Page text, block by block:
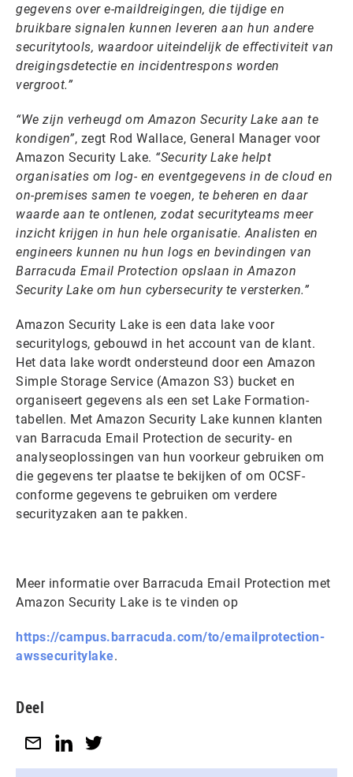
gegevens over e-maildreigingen, die tijdige en
bruikbare signalen kunnen leveren aan hun andere
securitytools, waardoor uiteindelijk de effectiviteit van
dreigingsdetectie en incidentrespons worden
vergroot.”
“We zijn verheugd om Amazon Security Lake aan te
kondigen”, zegt Rod Wallace, General Manager voor
Amazon Security Lake. “Security Lake helpt
organisaties om log- en eventgegevens in de cloud en
on-premises samen te voegen, te beheren en daar
waarde aan te ontlenen, zodat securityteams meer
inzicht krijgen in hun hele organisatie. Analisten en
engineers kunnen nu hun logs en bevindingen van
Barracuda Email Protection opslaan in Amazon
Security Lake om hun cybersecurity te versterken.”
Amazon Security Lake is een data lake voor
securitylogs, gebouwd in het account van de klant.
Het data lake wordt ondersteund door een Amazon
Simple Storage Service (Amazon S3) bucket en
organiseert gegevens als een set Lake Formation-
tabellen. Met Amazon Security Lake kunnen klanten
van Barracuda Email Protection de security- en
analyseoplossingen van hun voorkeur gebruiken om
die gegevens ter plaatse te bekijken of om OCSF-
conforme gegevens te gebruiken om verdere
securityzaken aan te pakken.
Meer informatie over Barracuda Email Protection met
Amazon Security Lake is te vinden op
https://campus.barracuda.com/to/emailprotection-
awssecuritylake.
Deel